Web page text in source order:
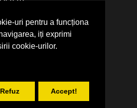
uri pentru a funcționa
iți exprimi
cookie-urilor.
Refuz Accept!